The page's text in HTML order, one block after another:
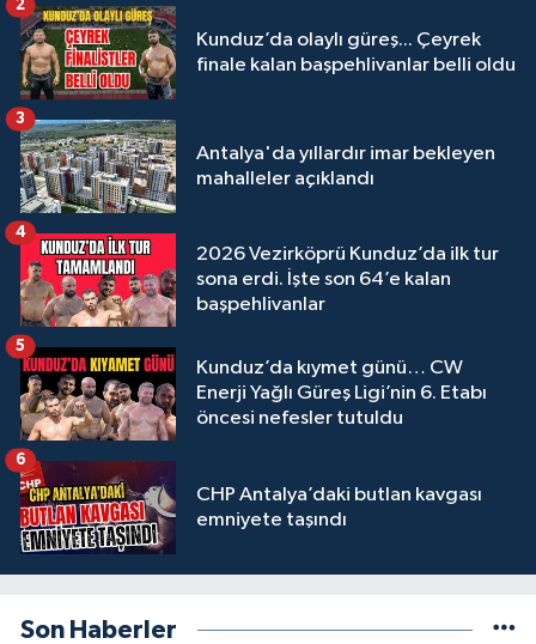
Kunduz’da olaylı güreş... Çeyrek
finale kalan başpehlivanlar belli oldu
2
Antalya'da yıllardır imar bekleyen
mahalleler açıklandı
3
2026 Vezirköprü Kunduz’da ilk tur
sona erdi. İşte son 64’e kalan
başpehlivanlar
4
Kunduz’da kıymet günü… CW
Enerji Yağlı Güreş Ligi’nin 6. Etabı
öncesi nefesler tutuldu
5
CHP Antalya’daki butlan kavgası
emniyete taşındı
6
Son Haberler